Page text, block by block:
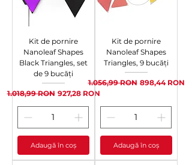
Kit de pornire
Nanoleaf Shapes
Black Triangles, set
de 9 bucăți
Preț normal
1.018,99 RON Preț redus
927,28 RON
Adaugă în coș
Kit de pornire
Nanoleaf Shapes
Triangles, 9 bucăți
Preț normal
1.056,99 RON Preț redus
898,44 RON
Adaugă în coș